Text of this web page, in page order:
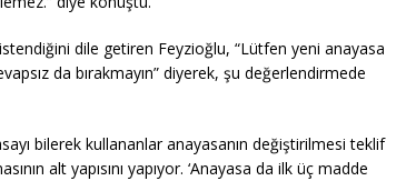
dile getiren Feyzioğlu, “Lütfen yeni anayasa
da bırakmayın” diyerek, şu değerlendirmede
bilerek kullananlar anayasanın değiştirilmesi teklif
alt yapısını yapıyor. ‘Anayasa da ilk üç madde